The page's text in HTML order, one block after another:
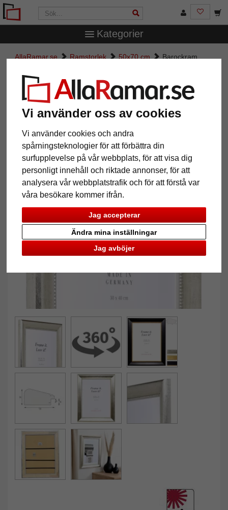
Vi använder oss av cookies
Vi använder cookies och andra
spårningsteknologier för att förbättra din
surfupplevelse på vår webbplats, för att visa dig
personligt innehåll och riktade annonser, för att
analysera vår webbplatstrafik och för att förstå var
våra besökare kommer ifrån.
Jag accepterar
Jag avböjer
Ändra mina inställningar
Kategorier
AllaRamar.se Ramstorlek 50x70 cm
Barockram
Barockram Boulay bred